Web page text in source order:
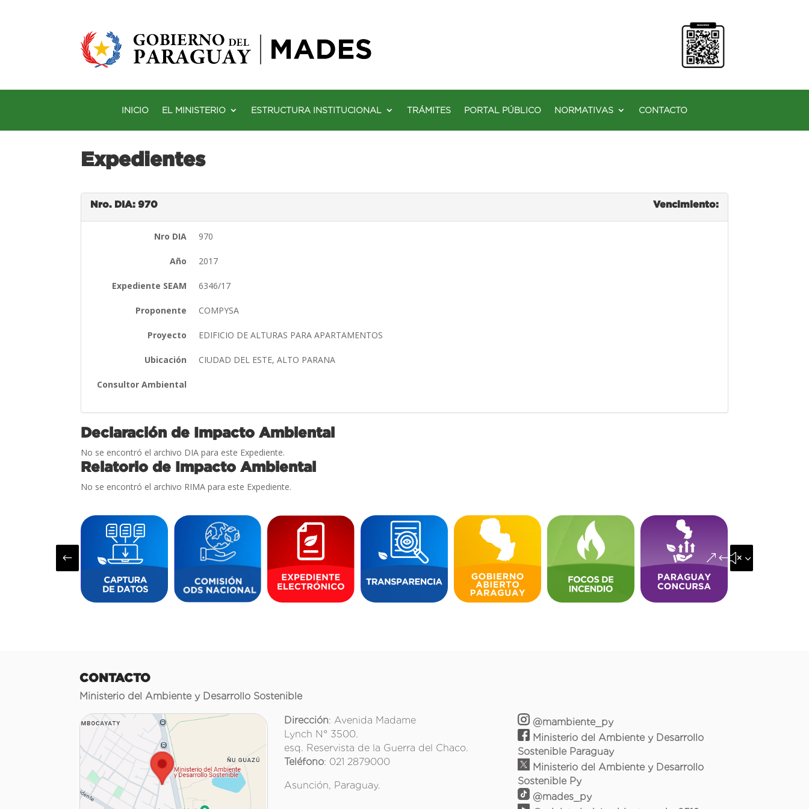
INICIO EL MINISTERIO ESTRUCTURA INSTITUCIONAL TRÁMITES PORTAL PÚBLICO NORMATIVAS CONTACTO
Expedientes
Nro. DIA: 970 Vencimiento:
Nro DIA 970
Año 2017
Expediente SEAM 6346/17
Proponente COMPYSA
Proyecto EDIFICIO DE ALTURAS PARA APARTAMENTOS
Ubicación CIUDAD DEL ESTE, ALTO PARANA
Consultor Ambiental
Declaración de Impacto Ambiental
No se encontró el archivo DIA para este Expediente.
Relatorio de Impacto Ambiental
No se encontró el archivo RIMA para este Expediente.
# &#x35;
CONTACTO
Ministerio del Ambiente y Desarrollo Sostenible
Dirección: Avenida Madame
Lynch N° 3500.
esq. Reservista de la Guerra del Chaco.
Teléfono: 021 2879000
Asunción, Paraguay.
@mambiente_py
Ministerio del Ambiente y Desarrollo
Sostenible Paraguay
Ministerio del Ambiente y Desarrollo
Sostenible Py
@mades_py